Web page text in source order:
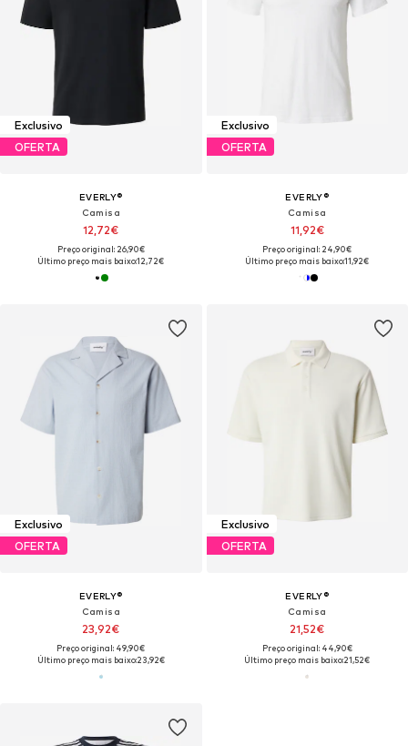
Exclusivo
OFERTA
EVERLY®
Camisa
12,72€
Preço original: 26,90€
Último preço mais baixo:12,72€
Exclusivo
OFERTA
EVERLY®
Camisa
11,92€
Preço original: 24,90€
Último preço mais baixo:11,92€
Exclusivo
OFERTA
EVERLY®
Camisa
23,92€
Preço original: 49,90€
Último preço mais baixo:23,92€
Exclusivo
OFERTA
EVERLY®
Camisa
21,52€
Preço original: 44,90€
Último preço mais baixo:21,52€